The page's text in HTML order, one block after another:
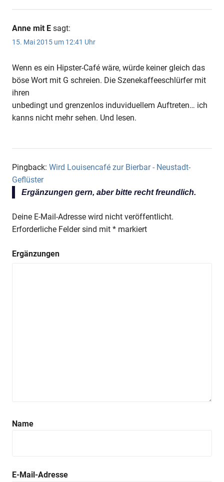
Anne mit E sagt:
15. Mai 2015 um 12:41 Uhr
Wenn es ein Hipster-Café wäre, würde keiner gleich das
böse Wort mit G schreien. Die Szenekaffeeschlürfer mit
ihren
unbedingt und grenzenlos induviduellem Auftreten… ich
kanns nicht mehr sehen. Und lesen.
Pingback: Wird Louisencafé zur Bierbar - Neustadt-
Geflüster
Ergänzungen gern, aber bitte recht freundlich.
Deine E-Mail-Adresse wird nicht veröffentlicht.
Erforderliche Felder sind mit * markiert
Ergänzungen
Name
E-Mail-Adresse